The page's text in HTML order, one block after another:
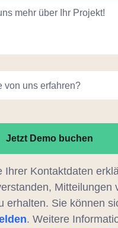
mehr über Ihr Projekt!
von uns erfahren?
Jetzt Demo buchen
Ihrer Kontaktdaten
Mitteilungen
erhalten. Sie können
. Weitere